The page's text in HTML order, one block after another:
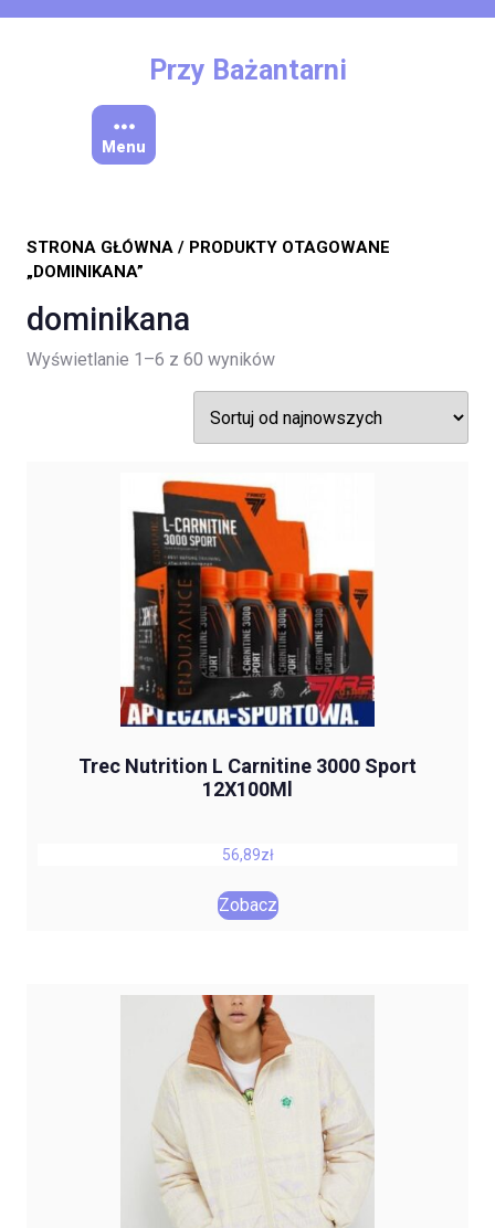
Przy Bażantarni
Menu
STRONA GŁÓWNA / PRODUKTY OTAGOWANE
„DOMINIKANA”
dominikana
Wyświetlanie 1–6 z 60 wynikówPosortowane
najnowszych
Trec Nutrition L Carnitine 3000 Sport
12X100Ml
56,89zł
Zobacz